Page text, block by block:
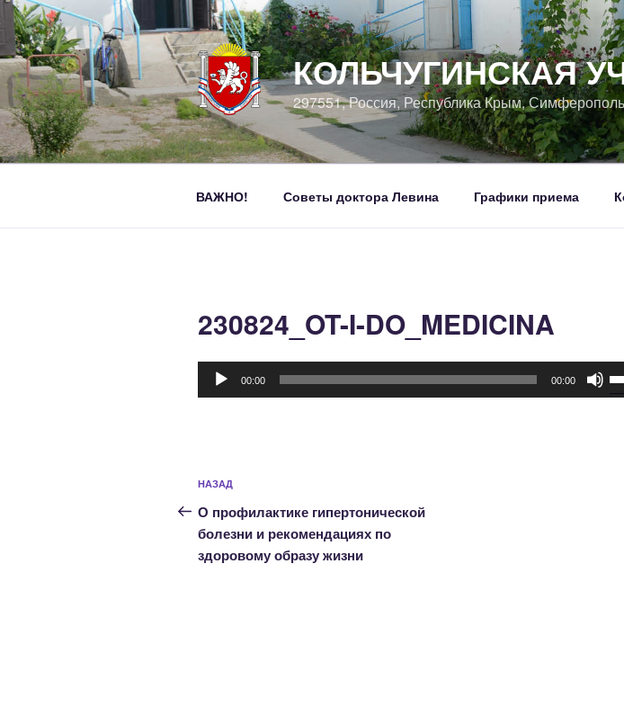
Перейти
к
содержимому
КОЛЬЧУГИНСКАЯ
297551, Россия, Республика Крым,
ВАЖНО! Советы доктора Левина Графики приема
230824_OT-I-DO_MEDICINA
Аудиоплеер
00:00 00:00
Навигация
по
записям
Предыдущая
запись:
НАЗАД
О профилактике гипертонической
болезни и рекомендациях по
здоровому образу жизни